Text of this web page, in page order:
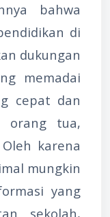
bahwa
di
dukungan
memadai
cepat dan
orang tua,
karena
mungkin
yang
sekolah,